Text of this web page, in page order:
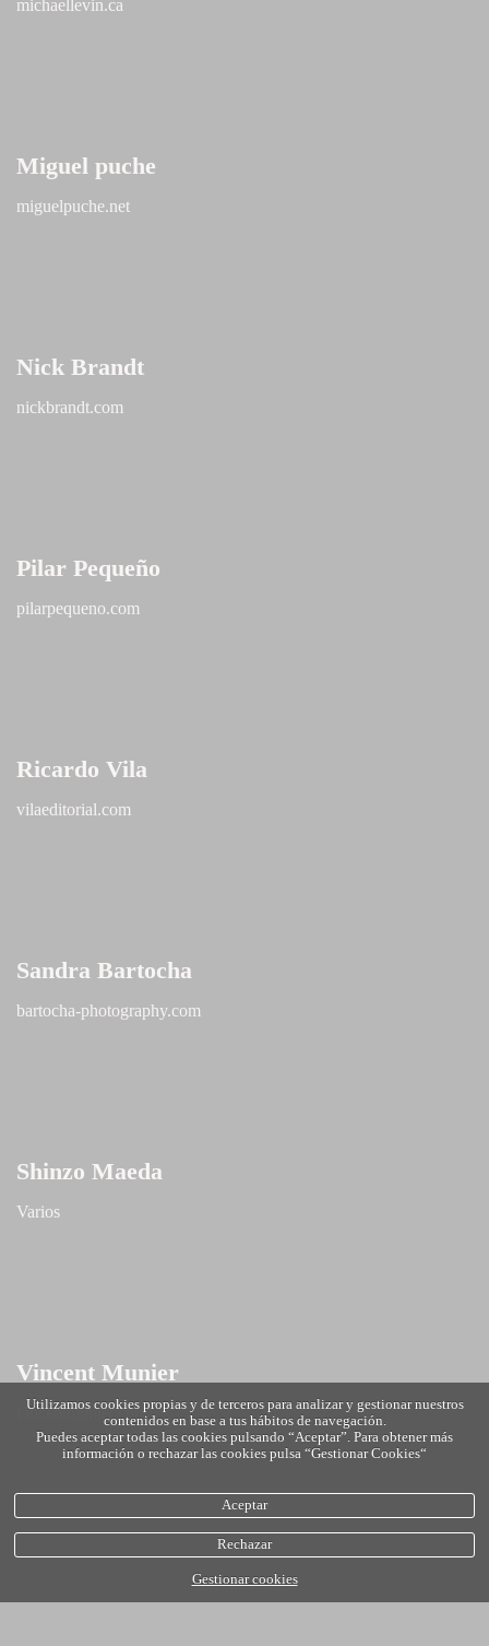
michaellevin.ca
Miguel puche
miguelpuche.net
Nick Brandt
nickbrandt.com
Pilar Pequeño
pilarpequeno.com
Ricardo Vila
vilaeditorial.com
Sandra Bartocha
bartocha-photography.com
Shinzo Maeda
Varios
Vincent Munier
vincentmunier.com
Utilizamos cookies propias y de terceros para analizar y gestionar nuestros
contenidos en base a tus hábitos de navegación.
Puedes aceptar todas las cookies pulsando “Aceptar”. Para obtener más
información o rechazar las cookies pulsa “Gestionar Cookies“
Aceptar
Rechazar
Gestionar cookies